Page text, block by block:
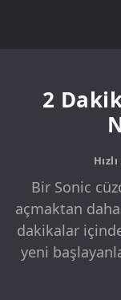
2
Bir Sonic
açmaktan
dakikalar
yeni